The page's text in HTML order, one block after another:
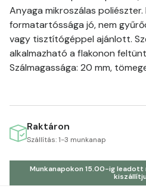
Anyaga mikroszálas poliészter.
formatartóssága jó, nem
vagy tisztítógéppel ajánlott.
alkalmazható a flakonon
Szálmagassága: 20 mm,
Raktáron
Szállítás: 1-3 munkanap
Munkanapokon 15.00-ig leadott